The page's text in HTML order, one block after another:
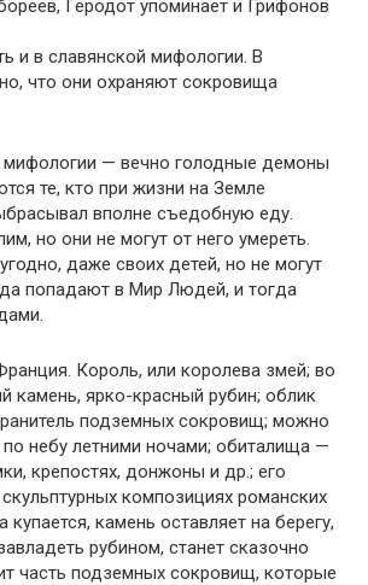
Геродот упоминает и Грифонов
и в славянской мифологии. В
что они охраняют сокровища
мифологии — вечно голодные демоны
те, кто при жизни на Земле
вполне съедобную еду.
но они не могут от него умереть.
даже своих детей, но не могут
попадают в Мир Людей, и тогда
Король, или королева змей; во
камень, ярко-красный рубин; облик
подземных сокровищ; можно
небу летними ночами; обиталища —
крепостях, донжоны и др.; его
композициях романских
купается, камень оставляет на берегу,
рубином, станет сказочно
часть подземных сокровищ, которые